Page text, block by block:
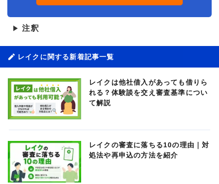
▶ 注釈
レイクに関する新着記事一覧
レイクは他社借入があっても借りら
れる？体験談を交え審査基準につい
て解説
レイクの審査に落ちる10の理由｜対
処法や再申込の方法を紹介